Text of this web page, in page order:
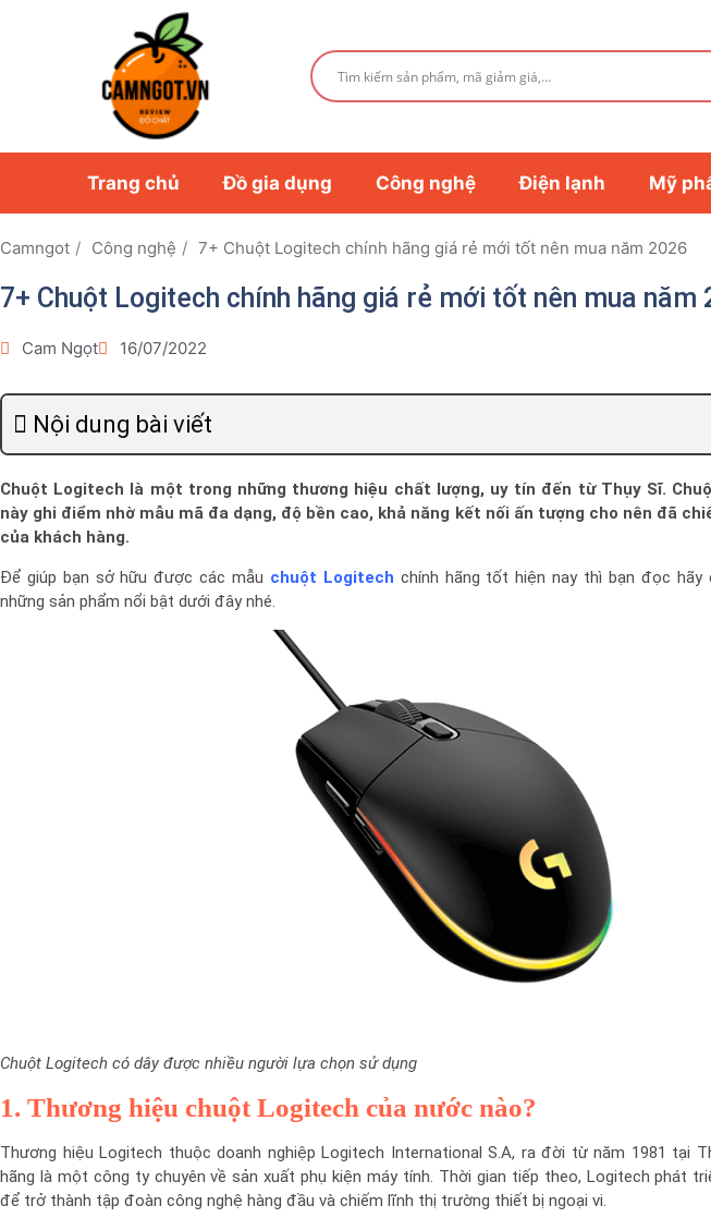
Trang chủ Đồ gia dụng Công nghệ Điện lạnh Mỹ
Camngot Công nghệ 7+ Chuột Logitech chính hãng giá rẻ mới tốt nên mua năm 2026
7+ Chuột Logitech chính hãng giá rẻ mới tốt nên mua năm
Cam Ngọt 16/07/2022
Nội dung bài viết
Chuột Logitech là một trong những thương hiệu chất lượng, uy tín đến từ Thụy Sĩ.
này ghi điểm nhờ mẫu mã đa dạng, độ bền cao, khả năng kết nối ấn tượng cho nên đã
của khách hàng.
Để giúp bạn sở hữu được các mẫu chuột Logitech chính hãng tốt hiện nay thì bạn đọc hãy
những sản phẩm nổi bật dưới đây nhé.
Chuột Logitech có dây được nhiều người lựa chọn sử dụng
1. Thương hiệu chuột Logitech của nước nào?
Thương hiệu Logitech thuộc doanh nghiệp Logitech International S.A, ra đời từ năm 1981 tại
hãng là một công ty chuyên về sản xuất phụ kiện máy tính. Thời gian tiếp theo, Logitech phát
để trở thành tập đoàn công nghệ hàng đầu và chiếm lĩnh thị trường thiết bị ngoại vi.